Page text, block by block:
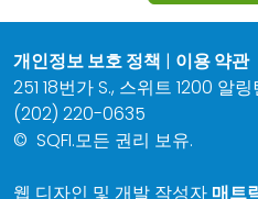
개인정보 보호 정책 | 이용 약관
251 18번가 S., 스위트 1200 알
(202) 220-0635
© SQFI.모든 권리 보유.
웹 디자인 및 개발 작성자 매트